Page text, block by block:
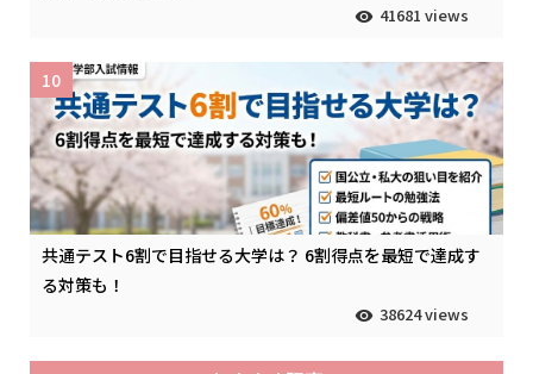
41681 views
共通テスト6割で目指せる大学は？ 6割得点を最短で達成す
る対策も！
38624 views
10